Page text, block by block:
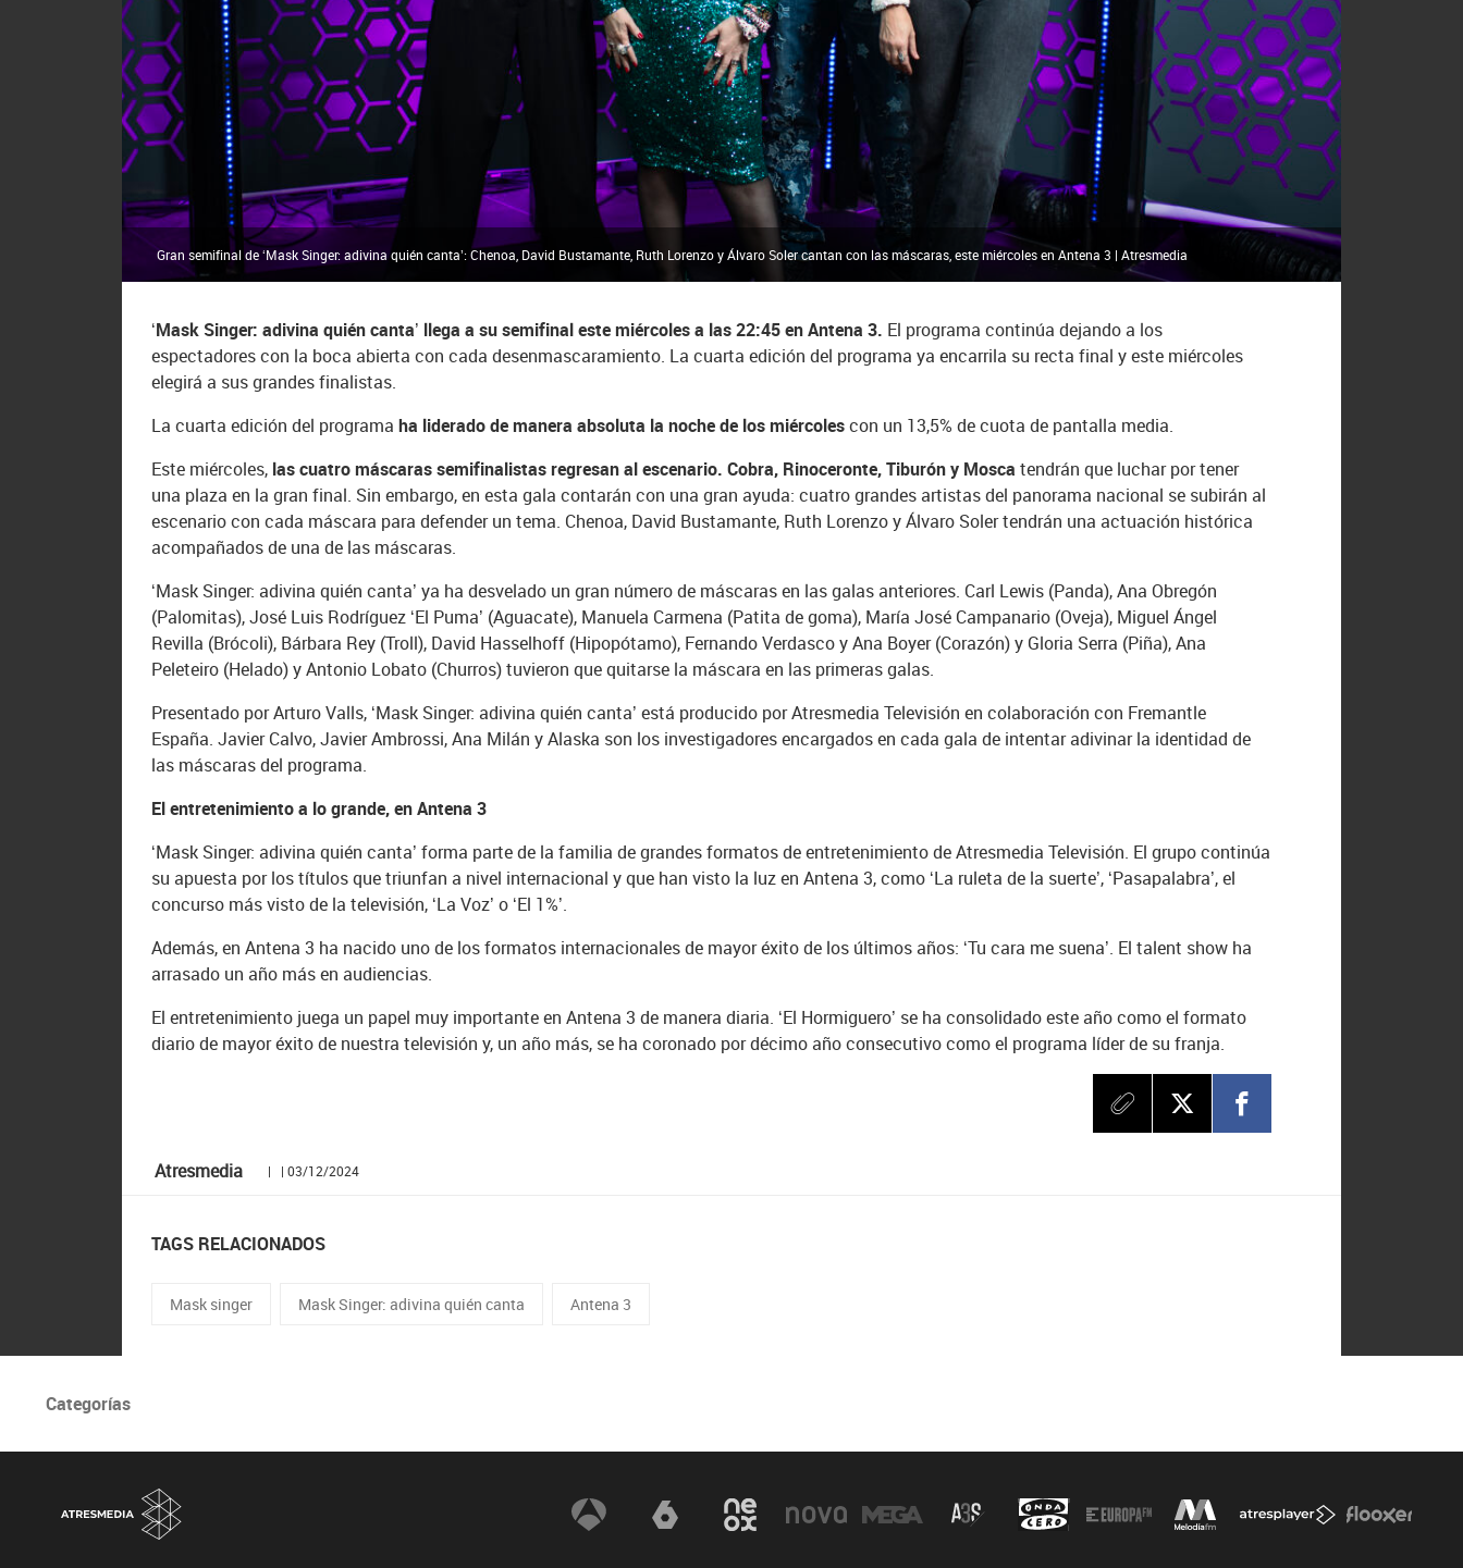
Gran semifinal de ‘Mask Singer: adivina quién canta’: Chenoa, David Bustamante, Ruth Lorenzo y Álvaro Soler cantan con las máscaras, este miércoles en Antena 3 | Atresmedia
‘Mask Singer: adivina quién canta’ llega a su semifinal este miércoles a las 22:45 en Antena 3. El programa continúa dejando a los
espectadores con la boca abierta con cada desenmascaramiento. La cuarta edición del programa ya encarrila su recta final y este miércoles
elegirá a sus grandes finalistas.
La cuarta edición del programaha liderado de manera absoluta la noche de los miércolescon un 13,5% de cuota de pantalla media.
Este miércoles, las cuatro máscaras semifinalistas regresan al escenario. Cobra, Rinoceronte, Tiburón y Mosca tendrán que luchar por tener
una plaza en la gran final. Sin embargo, en esta gala contarán con una gran ayuda: cuatro grandes artistas del panorama nacional se subirán al
escenario con cada máscara para defender un tema. Chenoa, David Bustamante, Ruth Lorenzo y Álvaro Soler tendrán una actuación histórica
acompañados de una de las máscaras.
‘Mask Singer: adivina quién canta’ ya ha desvelado un gran número de máscaras en las galas anteriores. Carl Lewis (Panda), Ana Obregón
(Palomitas), José Luis Rodríguez ‘El Puma’ (Aguacate), Manuela Carmena (Patita de goma), María José Campanario (Oveja), Miguel Ángel
Revilla (Brócoli), Bárbara Rey (Troll), David Hasselhoff (Hipopótamo), Fernando Verdasco y Ana Boyer (Corazón) y Gloria Serra (Piña), Ana
Peleteiro (Helado) y Antonio Lobato (Churros) tuvieron que quitarse la máscara en las primeras galas.
Presentado por Arturo Valls, ‘Mask Singer: adivina quién canta’ está producido por Atresmedia Televisión en colaboración con Fremantle
España. Javier Calvo, Javier Ambrossi, Ana Milán y Alaska son los investigadores encargados en cada gala de intentar adivinar la identidad de
las máscaras del programa.
El entretenimiento a lo grande, en Antena 3
‘Mask Singer: adivina quién canta’ forma parte de la familia de grandes formatos de entretenimiento de Atresmedia Televisión. El grupo continúa
su apuesta por los títulos que triunfan a nivel internacional y que han visto la luz en Antena 3, como ‘La ruleta de la suerte’, ‘Pasapalabra’, el
concurso más visto de la televisión, ‘La Voz’ o ‘El 1%’.
Además, en Antena 3 ha nacido uno de los formatos internacionales de mayor éxito de los últimos años: ‘Tu cara me suena’. El talent show ha
arrasado un año más en audiencias.
El entretenimiento juega un papel muy importante en Antena 3 de manera diaria. ‘El Hormiguero’ se ha consolidado este año como el formato
diario de mayor éxito de nuestra televisión y, un año más, se ha coronado por décimo año consecutivo como el programa líder de su franja.
Atresmedia | | 03/12/2024
TAGS RELACIONADOS
Mask singer Mask Singer: adivina quién canta Antena 3
Categorías